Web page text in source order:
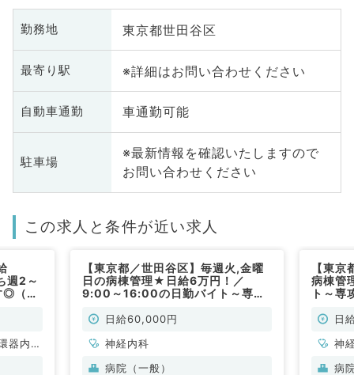
勤務地 東京都世田谷区
最寄り駅 ※詳細はお問い合わせください
自動車通勤 車通勤可能
駐車場
※最新情報を確認いたしますので
お問い合わせください
この求人と条件が近い求人
週2～
◎（内
器内
【東京都／世田谷区】毎週火,金曜
日の病棟管理★日給6万円！／
9:00～16:00の日勤バイト～専攻
科／非常勤）
日給60,000円
神経内科
病院（一般）
【東
病棟管
ト～専
常勤）
日
神
病